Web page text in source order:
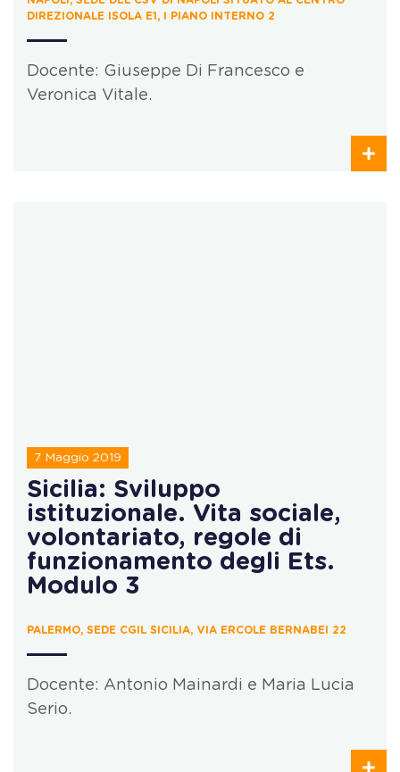
DIREZIONALE ISOLA E1, I PIANO INTERNO 2
Docente: Giuseppe Di Francesco e
Veronica Vitale.
7 Maggio 2019
Sicilia: Sviluppo
istituzionale. Vita sociale,
volontariato, regole di
funzionamento degli Ets.
Modulo 3
PALERMO, SEDE CGIL SICILIA, VIA ERCOLE BERNABEI 22
Docente: Antonio Mainardi e Maria Lucia
Serio.